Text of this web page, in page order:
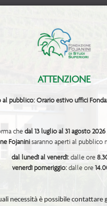
ATTENZIONE
al pubblico: Orario estivo uffici
che dal 13 luglio al 31 agosto 2026
Fojanini saranno aperti al pubblico
dal lunedì al venerdì:dalle ore
venerdì pomeriggio:dalle ore
necessità è possibile contattare
- Comunicato 14